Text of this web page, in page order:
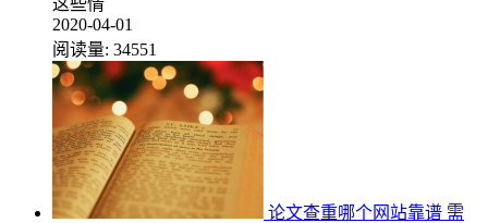
2020-04-01
阅读量: 34551
论文查重哪个网站靠谱 需